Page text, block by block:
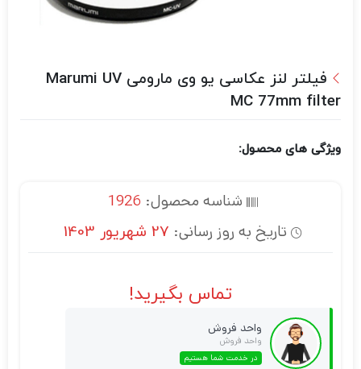
فیلتر لنز عکاسی یو وی مارومی Marumi UV
MC 77mm filter
ویژگی های محصول:
شناسه محصول: 1926
تاریخ به روز رسانی: 27 شهریور 1403
تماس بگیرید!
واحد فروش
واحد فروش
در خدمت شما هستیم